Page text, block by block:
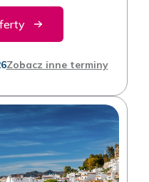
Zobacz inne terminy